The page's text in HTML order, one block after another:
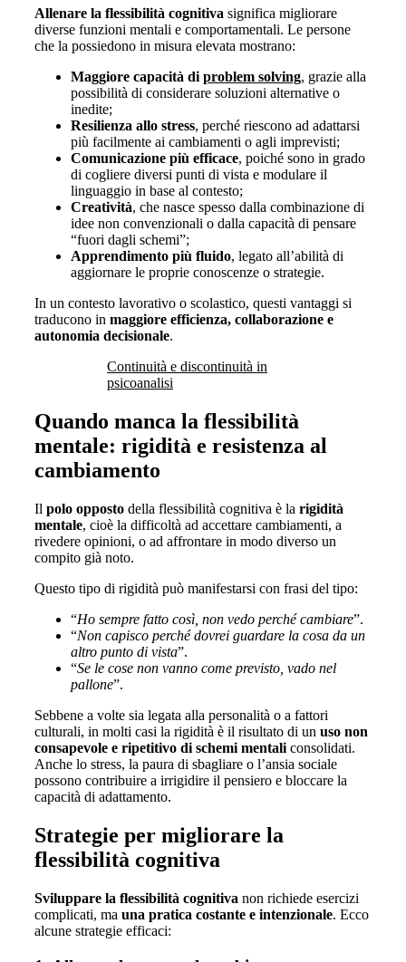
Allenare la flessibilità cognitiva significa migliorare
diverse funzioni mentali e comportamentali. Le persone
che la possiedono in misura elevata mostrano:
Maggiore capacità di problem solving, grazie alla
possibilità di considerare soluzioni alternative o
inedite;
Resilienza allo stress, perché riescono ad adattarsi
più facilmente ai cambiamenti o agli imprevisti;
Comunicazione più efficace, poiché sono in grado
di cogliere diversi punti di vista e modulare il
linguaggio in base al contesto;
Creatività, che nasce spesso dalla combinazione di
idee non convenzionali o dalla capacità di pensare
“fuori dagli schemi”;
Apprendimento più fluido, legato all’abilità di
aggiornare le proprie conoscenze o strategie.
In un contesto lavorativo o scolastico, questi vantaggi si
traducono in maggiore efficienza, collaborazione e
autonomia decisionale.
Continuità e discontinuità in
psicoanalisi
Quando manca la flessibilità
mentale: rigidità e resistenza al
cambiamento
Il polo opposto della flessibilità cognitiva è la rigidità
mentale, cioè la difficoltà ad accettare cambiamenti, a
rivedere opinioni, o ad affrontare in modo diverso un
compito già noto.
Questo tipo di rigidità può manifestarsi con frasi del tipo:
“Ho sempre fatto così, non vedo perché cambiare”.
“Non capisco perché dovrei guardare la cosa da un
altro punto di vista”.
“Se le cose non vanno come previsto, vado nel
pallone”.
Sebbene a volte sia legata alla personalità o a fattori
culturali, in molti casi la rigidità è il risultato di un uso non
consapevole e ripetitivo di schemi mentali consolidati.
Anche lo stress, la paura di sbagliare o l’ansia sociale
possono contribuire a irrigidire il pensiero e bloccare la
capacità di adattamento.
Strategie per migliorare la
flessibilità cognitiva
Sviluppare la flessibilità cognitiva non richiede esercizi
complicati, ma una pratica costante e intenzionale. Ecco
alcune strategie efficaci: